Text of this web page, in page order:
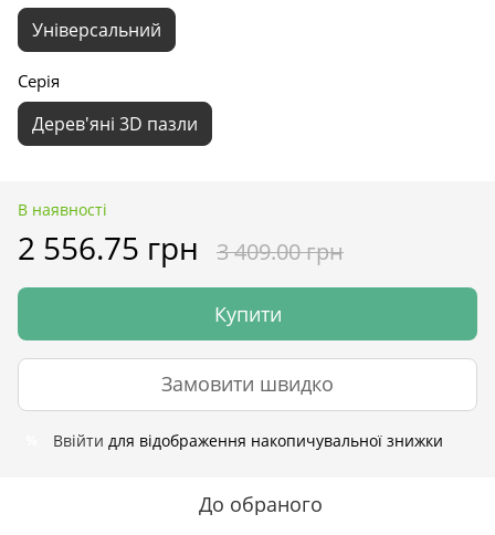
Універсальний
Серія
Дерев'яні 3D пазли
В наявності
2 556.75 грн 3 409.00 грн
Купити
Замовити швидко
Ввійти для відображення накопичувальної знижки
До обраного